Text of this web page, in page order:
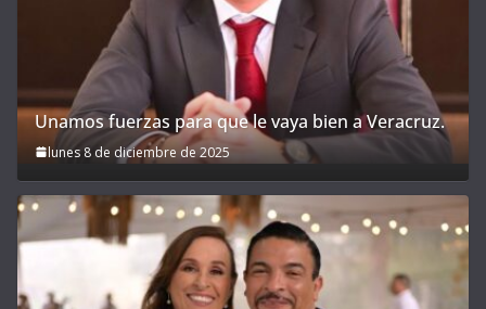
Unamos fuerzas para que le vaya bien a Veracruz.
lunes 8 de diciembre de 2025